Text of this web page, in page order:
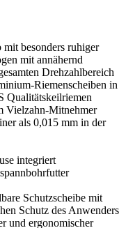
besonders ruhiger
mit annähernd
Drehzahlbereich
Riemenscheiben in
Qualitätskeilriemen
Vielzahn-Mitnehmer
als 0,015 mm in der
integriert
Schutzscheibe mit
Schutz des Anwenders
und ergonomischer